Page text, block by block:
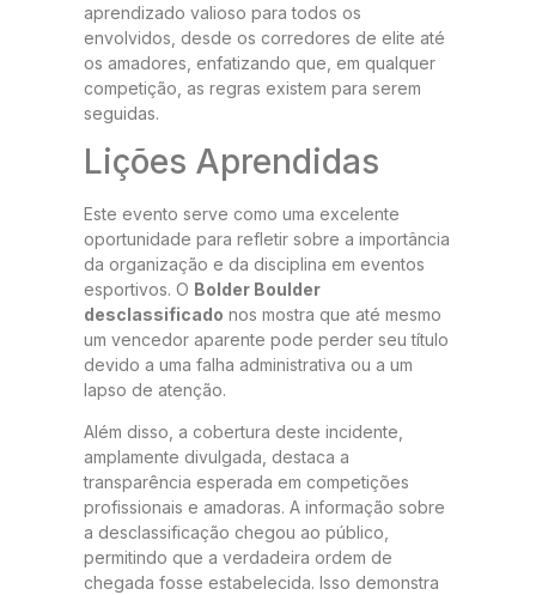
aprendizado valioso para todos os
envolvidos, desde os corredores de elite até
os amadores, enfatizando que, em qualquer
competição, as regras existem para serem
seguidas.
Lições Aprendidas
Este evento serve como uma excelente
oportunidade para refletir sobre a importância
da organização e da disciplina em eventos
esportivos. O Bolder Boulder
desclassificado nos mostra que até mesmo
um vencedor aparente pode perder seu título
devido a uma falha administrativa ou a um
lapso de atenção.
Além disso, a cobertura deste incidente,
amplamente divulgada, destaca a
transparência esperada em competições
profissionais e amadoras. A informação sobre
a desclassificação chegou ao público,
permitindo que a verdadeira ordem de
chegada fosse estabelecida. Isso demonstra